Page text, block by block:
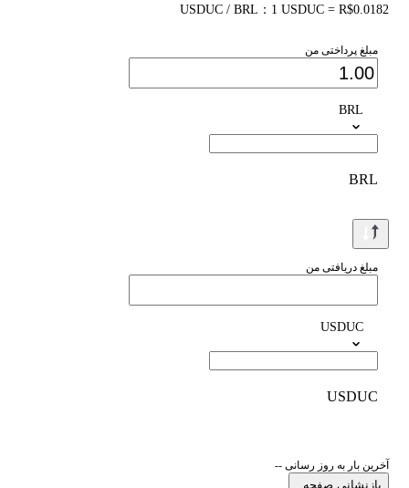
USDUC / BRL：1 USDUC = R$0.0182
مبلغ پرداختی من
BRL
BRL
مبلغ دریافتی من
USDUC
USDUC
آخرین بار به روز رسانی --
بازنشانی صفحه